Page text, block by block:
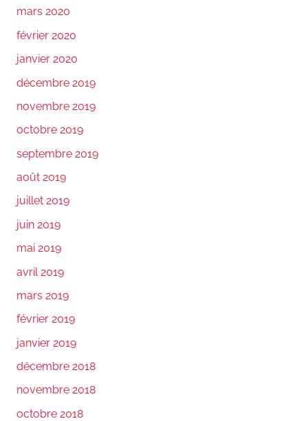
mars 2020
février 2020
janvier 2020
décembre 2019
novembre 2019
octobre 2019
septembre 2019
août 2019
juillet 2019
juin 2019
mai 2019
avril 2019
mars 2019
février 2019
janvier 2019
décembre 2018
novembre 2018
octobre 2018